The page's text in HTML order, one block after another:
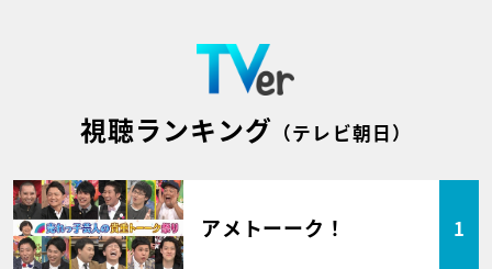
視聴ランキング （テレビ朝日）
アメトーーク！ 1